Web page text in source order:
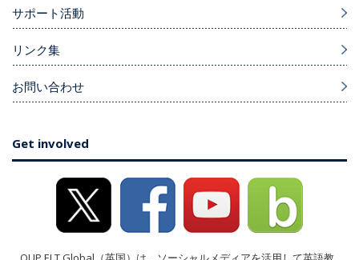
サポート活動
リンク集
お問い合わせ
Get involved